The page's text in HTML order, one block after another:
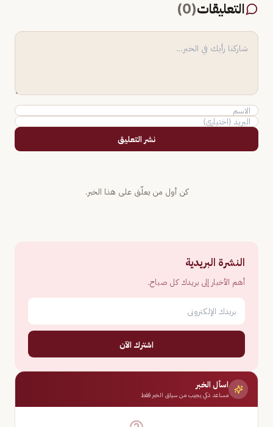
التعليقات(
0
)
نشر التعليق
كن أول من يعلّق على هذا الخبر.
النشرة البريدية
أهم الأخبار إلى بريدك كل صباح.
اشترك الآن
اسأل الخبر
مساعد ذكي يجيب من سياق الخبر فقط